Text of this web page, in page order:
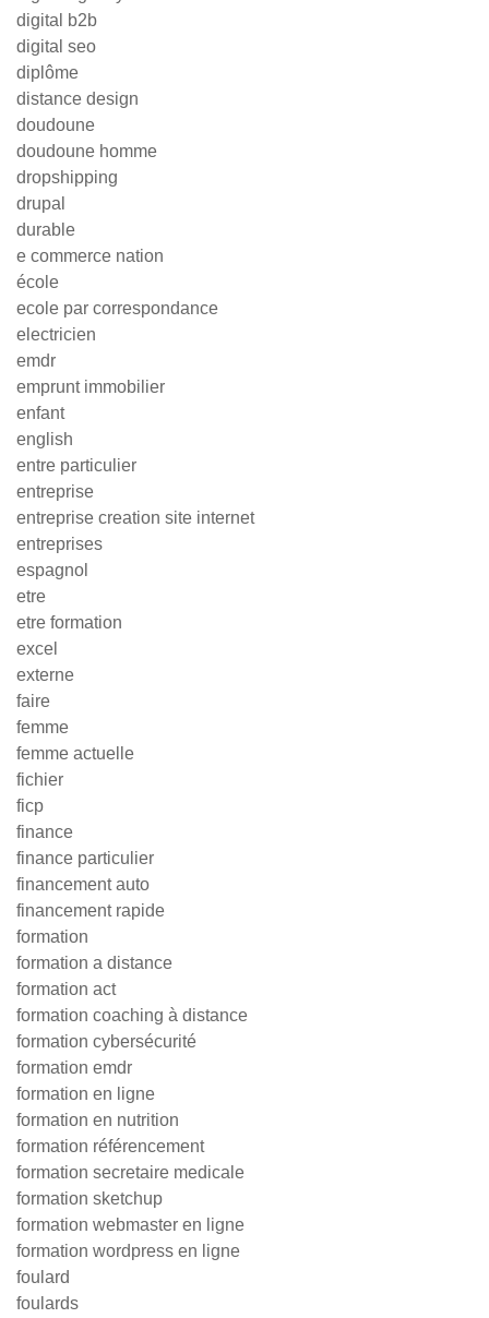
digital b2b
digital seo
diplôme
distance design
doudoune
doudoune homme
dropshipping
drupal
durable
e commerce nation
école
ecole par correspondance
electricien
emdr
emprunt immobilier
enfant
english
entre particulier
entreprise
entreprise creation site internet
entreprises
espagnol
etre
etre formation
excel
externe
faire
femme
femme actuelle
fichier
ficp
finance
finance particulier
financement auto
financement rapide
formation
formation a distance
formation act
formation coaching à distance
formation cybersécurité
formation emdr
formation en ligne
formation en nutrition
formation référencement
formation secretaire medicale
formation sketchup
formation webmaster en ligne
formation wordpress en ligne
foulard
foulards